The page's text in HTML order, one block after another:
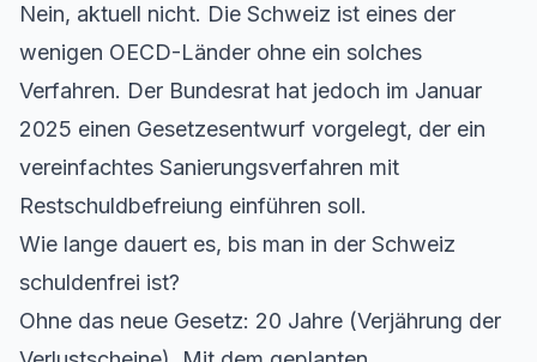
Nein, aktuell nicht. Die Schweiz ist eines der
wenigen OECD-Länder ohne ein solches
Verfahren. Der Bundesrat hat jedoch im Januar
2025 einen Gesetzesentwurf vorgelegt, der ein
vereinfachtes Sanierungsverfahren mit
Restschuldbefreiung einführen soll.
Wie lange dauert es, bis man in der Schweiz
schuldenfrei ist?
Ohne das neue Gesetz: 20 Jahre (Verjährung der